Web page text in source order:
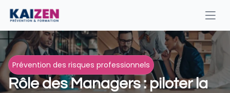
Prévention des risques professionnels
Rôle des Managers : piloter la